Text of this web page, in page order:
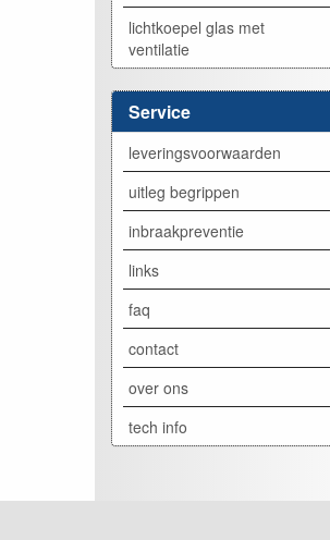
lichtkoepel glas met
ventilatie
Service
leveringsvoorwaarden
uitleg begrippen
inbraakpreventie
links
faq
contact
over ons
tech info